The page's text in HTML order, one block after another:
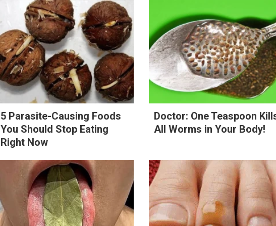
5 Parasite-Causing Foods
You Should Stop Eating
Right Now
Doctor: One Teaspoon
All Worms in Your Body!